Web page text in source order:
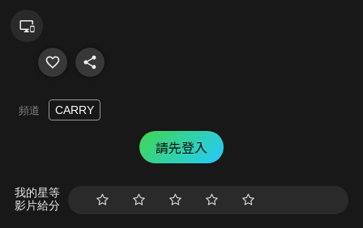
頻道 CARRY
請先登入
我的星等
影片給分